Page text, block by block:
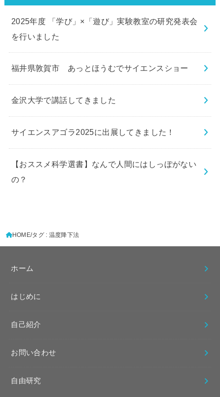
2025年度 「学び」×「遊び」実験教室の研究発表会
を行いました
福井県敦賀市 あっとほうむでサイエンスショー
金沢大学で講話してきました
サイエンスアゴラ2025に出展してきました！
【おススメ科学選書】なんで人間にはしっぽがない
の？
HOME タグ : 温度降下法
ホーム
はじめに
自己紹介
お問い合わせ
自由研究